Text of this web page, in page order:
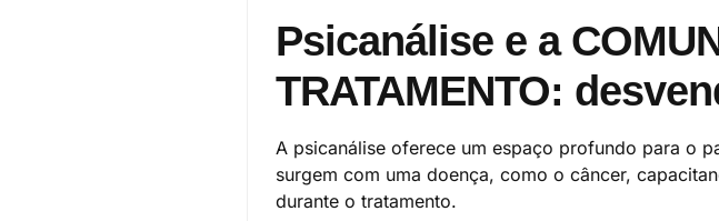
Psicanálise e a
TRATAMENTO:
A psicanálise oferece um espaço profundo para o
surgem com uma doença, como o câncer,
durante o tratamento.